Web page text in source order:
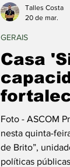
Casa
Foto - ASCOM
nesta quinta-
de Brito”,
políticas
GERAIS
Talles Costa
20 de mar.